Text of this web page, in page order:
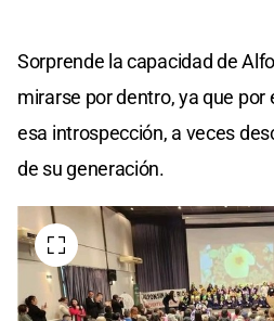
Sorprende la capacidad de
mirarse por dentro, ya que
esa introspección, a veces
de su generación.